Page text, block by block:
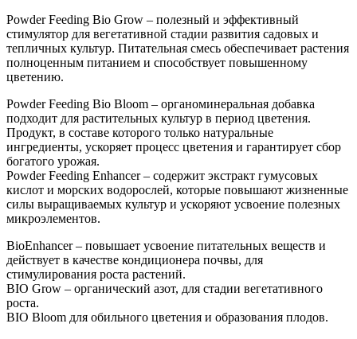
Powder Feeding Bio Grow – полезный и эффективный
стимулятор для вегетативной стадии развития садовых и
тепличных культур. Питательная смесь обеспечивает растения
полноценным питанием и способствует повышенному
цветению.
Powder Feeding Bio Bloom – органоминеральная добавка
подходит для растительных культур в период цветения.
Продукт, в составе которого только натуральные
ингредиенты, ускоряет процесс цветения и гарантирует сбор
богатого урожая.
Powder Feeding Enhancer – содержит экстракт гумусовых
кислот и морских водорослей, которые повышают жизненные
силы выращиваемых культур и ускоряют усвоение полезных
микроэлементов.
BioEnhancer – повышает усвоение питательных веществ и
действует в качестве кондиционера почвы, для
стимулирования роста растений.
BIO Grow – органический азот, для стадии вегетативного
роста.
BIO Bloom для обильного цветения и образования плодов.